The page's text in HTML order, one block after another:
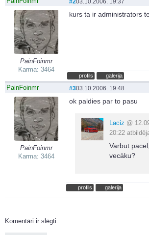
PainFoinmr
Karma: 3464
kurs ta ir administrators
profils galerija
PainFoinmr
PainFoinmr
Karma: 3464
#303.10.2006. 19:48
ok paldies par to pasu
Laciz @
20:22
Varbūt
vecāku?
profils galerija
Komentāri ir slēgti.